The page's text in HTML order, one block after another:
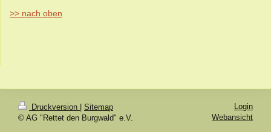
>> nach oben
Druckversion
Sitemap
© AG "Rettet den Burgwald" e.V.
Login
Webansicht